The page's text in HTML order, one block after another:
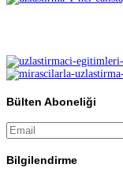
Bülten Aboneliği
Bilgilendirme